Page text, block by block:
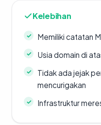
Kelebihan
Memiliki catatan
Usia domain di
Tidak ada jejak
mencurigakan
Infrastruktur